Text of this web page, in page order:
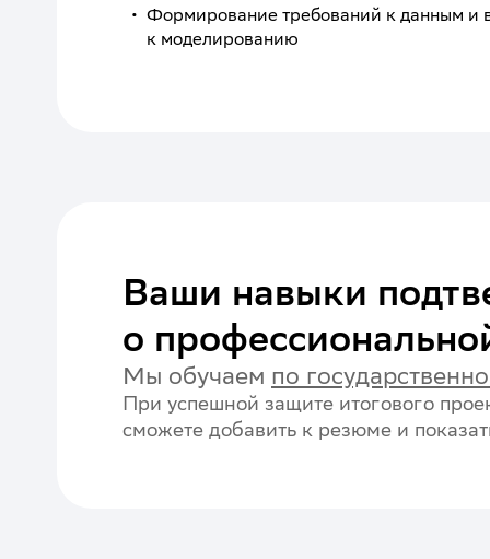
Формирование требований к данным и
к моделированию
Ваши навыки
о
Мы обучаем по
При успешной защите итогового
сможете добавить к резюме и